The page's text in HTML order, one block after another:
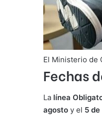
El Ministerio de
Fechas
La línea
agosto y el 5